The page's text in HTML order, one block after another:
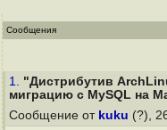
Сообщения
1. "Дистрибутив
миграцию с MySQL на
Сообщение от kuku (?),